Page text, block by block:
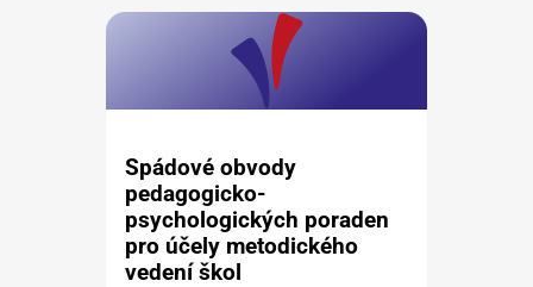
Spádové obvody
pedagogicko-
psychologických poraden
pro účely metodického
vedení škol